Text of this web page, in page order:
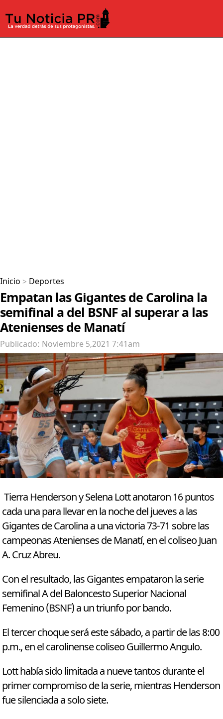
Inicio > Deportes
Empatan las Gigantes de Carolina la
semifinal a del BSNF al superar a las
Atenienses de Manatí
Publicado: Noviembre 5,2021 7:41am
Tierra Henderson y Selena Lott anotaron 16 puntos
cada una para llevar en la noche del jueves a las
Gigantes de Carolina a una victoria 73-71 sobre las
campeonas Atenienses de Manatí, en el coliseo Juan
A. Cruz Abreu.
Con el resultado, las Gigantes empataron la serie
semifinal A del Baloncesto Superior Nacional
Femenino (BSNF) a un triunfo por bando.
El tercer choque será este sábado, a partir de las 8:00
p.m., en el carolinense coliseo Guillermo Angulo.
Lott había sido limitada a nueve tantos durante el
primer compromiso de la serie, mientras Henderson
fue silenciada a solo siete.